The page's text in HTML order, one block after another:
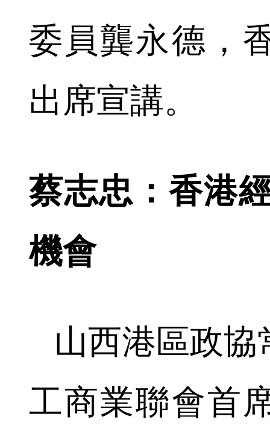
委員龔永德，
出席宣講。
蔡志忠：香港
機會
山西港區政協
工商業聯會首